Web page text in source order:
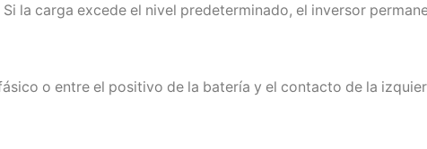
la carga excede el nivel predeterminado, el inversor
o entre el positivo de la batería y el contacto de la